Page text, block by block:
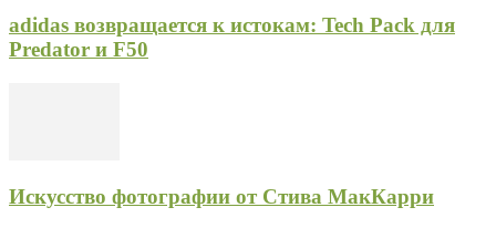
adidas возвращается к истокам: Tech Pack для
Predator и F50
Искусство фотографии от Стива МакКарри